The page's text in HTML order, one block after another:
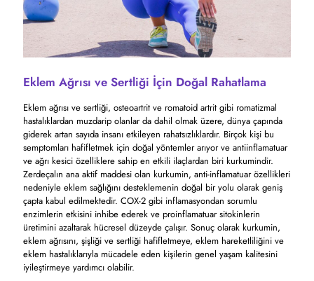
Eklem Ağrısı ve Sertliği İçin Doğal Rahatlama
Eklem ağrısı ve sertliği, osteoartrit ve romatoid artrit gibi romatizmal
hastalıklardan muzdarip olanlar da dahil olmak üzere, dünya çapında
giderek artan sayıda insanı etkileyen rahatsızlıklardır. Birçok kişi bu
semptomları hafifletmek için doğal yöntemler arıyor ve antiinflamatuar
ve ağrı kesici özelliklere sahip en etkili ilaçlardan biri kurkumindir.
Zerdeçalın ana aktif maddesi olan kurkumin, anti-inflamatuar özellikleri
nedeniyle eklem sağlığını desteklemenin doğal bir yolu olarak geniş
çapta kabul edilmektedir. COX-2 gibi inflamasyondan sorumlu
enzimlerin etkisini inhibe ederek ve proinflamatuar sitokinlerin
üretimini azaltarak hücresel düzeyde çalışır. Sonuç olarak kurkumin,
eklem ağrısını, şişliği ve sertliği hafifletmeye, eklem hareketliliğini ve
eklem hastalıklarıyla mücadele eden kişilerin genel yaşam kalitesini
iyileştirmeye yardımcı olabilir.